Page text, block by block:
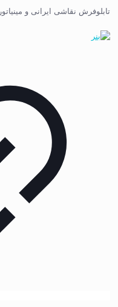
تابلوفرش نقاشی ایرانی و مینیاتور